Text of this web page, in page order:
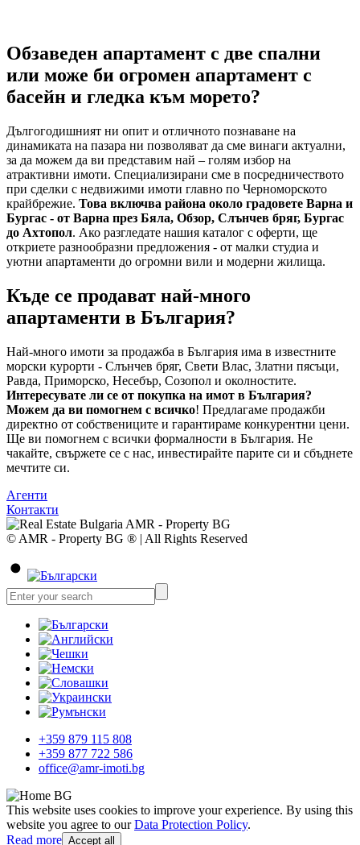
Обзаведен апартамент с две спални
или може би огромен апартамент с
басейн и гледка към морето?
Дългогодишният ни опит и отличното познаване на
динамиката на пазара ни позволяват да сме винаги актуални,
за да можем да ви представим най – голям избор на
атрактивни имоти. Специализирани сме в посредничеството
при сделки с недвижими имоти главно по Черноморското
крайбрежие. Това включва района около градовете Варна и
Бургас - от Варна през Бяла, Обзор, Слънчев бряг, Бургас
до Ахтопол. Ако разгледате нашия каталог с оферти, ще
откриете разнообразни предложения - от малки студиа и
уютни апартаменти до огромни вили и модерни жилища.
Къде се продават най-много
апартаменти в България?
Най-много имоти за продажба в България има в известните
морски курорти - Слънчев бряг, Свети Влас, Златни пясъци,
Равда, Приморско, Несебър, Созопол и околностите.
Интересувате ли се от покупка на имот в България?
Можем да ви помогнем с всичко! Предлагаме продажби
директно от собствениците и гарантираме конкурентни цени.
Ще ви помогнем с всички формалности в България. Не
чакайте, свържете се с нас, инвестирайте парите си и сбъднете
мечтите си.
Агенти
Контакти
© AMR - Property BG ® | All Rights Reserved
+359 879 115 808
+359 877 722 586
office@amr-imoti.bg
This website uses cookies to improve your experience. By using this
website you agree to ourData Protection Policy.
Read more Accept all